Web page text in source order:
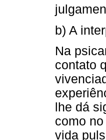
b) A
Na
contato
lhe dá
como
vida